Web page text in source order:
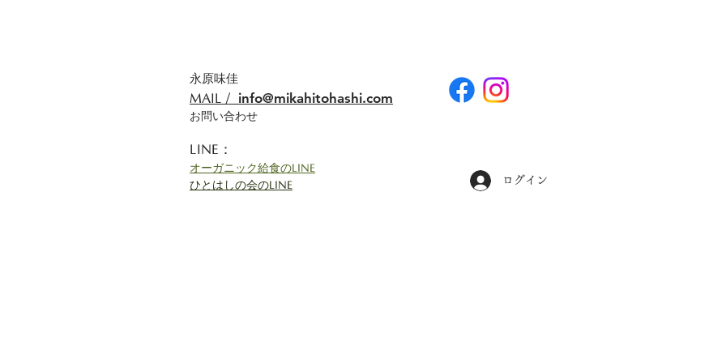
永原味佳
​MAIL / info@mikahitohashi.com
​​お問い合わせ
LINE：
オーガニック給食のLINE
ひとはしの会のLINE
ログイン